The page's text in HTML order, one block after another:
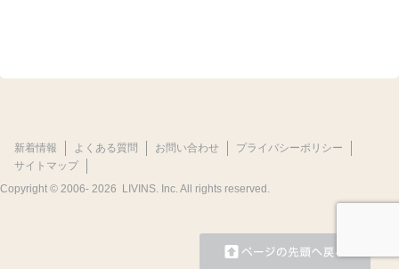
新着情報 よくある質問 お問い合わせ
プライバシーポリシー
サイトマップ
Copyright © 2006- 2026 LIVINS. Inc. All rights reserved.